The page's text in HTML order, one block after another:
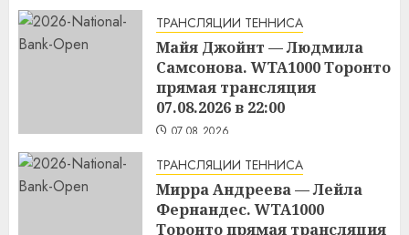
ТРАНСЛЯЦИИ ТЕННИСА
Майя Джойнт — Людмила
Самсонова. WTA1000 Торонто
прямая трансляция
07.08.2026 в 22:00
07.08.2026
ТРАНСЛЯЦИИ ТЕННИСА
Мирра Андреева — Лейла
Фернандес. WTA1000
Торонто прямая трансляция